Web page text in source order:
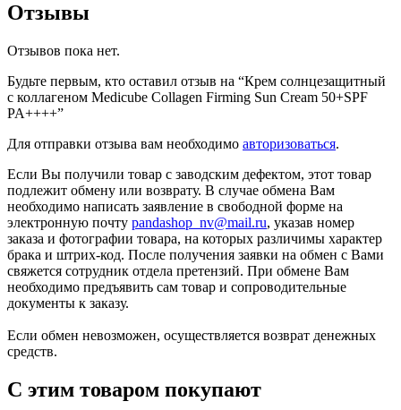
Отзывы
Отзывов пока нет.
Будьте первым, кто оставил отзыв на “Крем солнцезащитный
с коллагеном Medicube Collagen Firming Sun Cream 50+SPF
PA++++”
Для отправки отзыва вам необходимо авторизоваться.
Если Вы получили товар с заводским дефектом, этот товар
подлежит обмену или возврату. В случае обмена Вам
необходимо написать заявление в свободной форме на
электронную почту pandashop_nv@mail.ru, указав номер
заказа и фотографии товара, на которых различимы характер
брака и штрих-код. После получения заявки на обмен с Вами
свяжется сотрудник отдела претензий. При обмене Вам
необходимо предъявить сам товар и сопроводительные
документы к заказу.
Если обмен невозможен, осуществляется возврат денежных
средств.
С этим товаром покупают